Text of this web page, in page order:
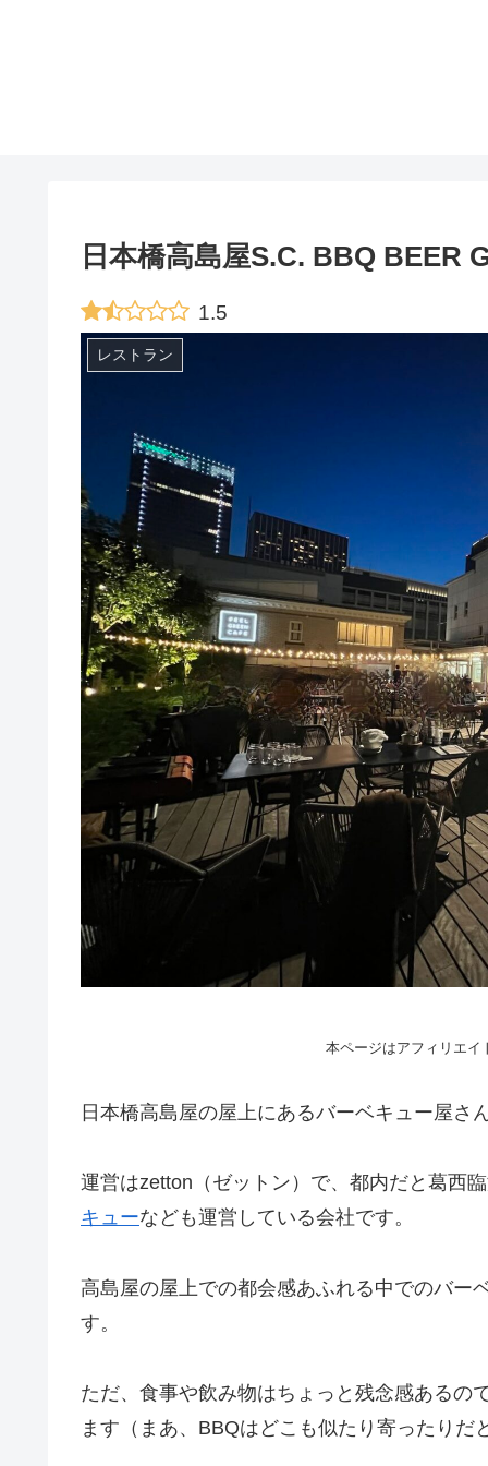
日本橋高島屋S.C. BBQ BEER
1.5
レストラン
本ページはアフィリエイ
日本橋高島屋の屋上にあるバーベキュー屋さ
運営はzetton（ゼットン）で、都内だと葛西
キューなども運営している会社です。
高島屋の屋上での都会感あふれる中でのバー
す。
ただ、食事や飲み物はちょっと残念感あるの
ます（まあ、BBQはどこも似たり寄ったりだ